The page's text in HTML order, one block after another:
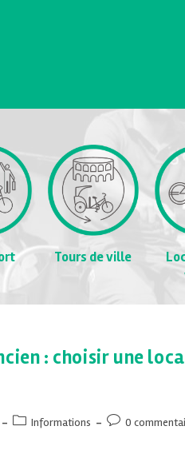
Tours de ville
: choisir une
Informations 0